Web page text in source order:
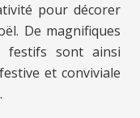
pour décorer
De magnifiques
festifs sont ainsi
et conviviale